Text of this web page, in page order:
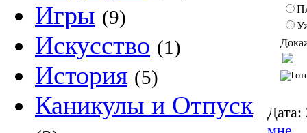
Игры (9)
Искусство (1)
История (5)
Каникулы и Отпуск Дата: